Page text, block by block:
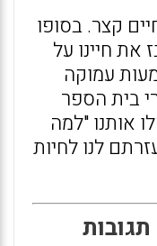
קצר. בסופו
את חיינו על
עמוקה
בית הספר
אותנו "למה
לנו לחיות